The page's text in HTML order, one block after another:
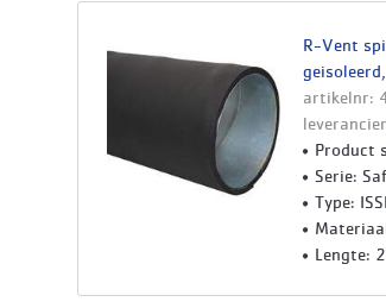
R-Vent
artikelnr:
Product
Serie:
Type:
Lengte: